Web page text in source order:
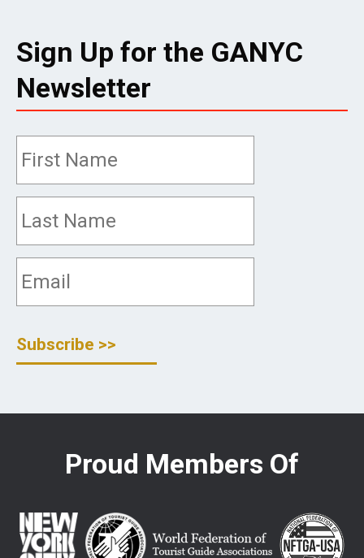
Sign Up for the GANYC
Newsletter
Proud Members Of